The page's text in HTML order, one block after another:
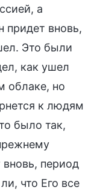
а
придет вновь,
Это были
как ушел
облаке, но
к людям
было так,
период
что Его все